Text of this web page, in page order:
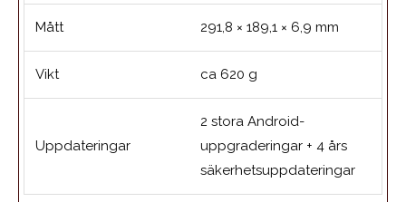
Mått 291,8 × 189,1 × 6,9 mm
Vikt ca 620 g
Uppdateringar
2 stora Android-
uppgraderingar + 4 års
säkerhetsuppdateringar